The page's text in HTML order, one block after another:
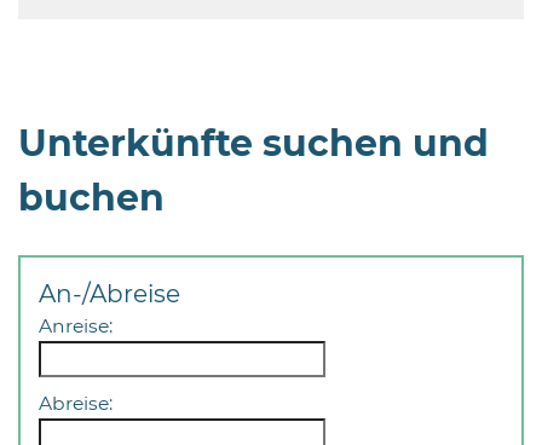
Unterkünfte suchen und
buchen
An-/Abreise
Anreise:
Abreise: